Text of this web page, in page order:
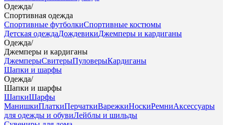
Одежда/
Спортивная одежда
Спортивные футболкиСпортивные костюмы
Детская одеждаДождевикиДжемперы и кардиганы
Одежда/
Джемперы и кардиганы
ДжемперыСвитерыПуловерыКардиганы
Шапки и шарфы
Одежда/
Шапки и шарфы
ШапкиШарфы
МанишкиПлаткиПерчаткиВарежкиНоскиРемниАксессуары
для одежды и обувиЛейблы и шильды